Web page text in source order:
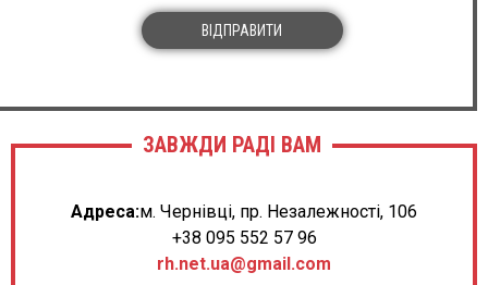
ВІДПРАВИТИ
ЗАВЖДИ РАДІ ВАМ
Адреса:м. Чернівці, пр. Незалежності, 106
+38 095 552 57 96
rh.net.ua@gmail.com